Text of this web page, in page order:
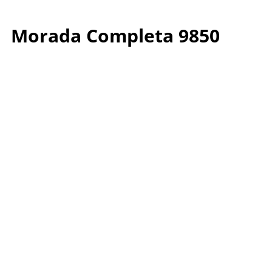
Morada Completa 9850